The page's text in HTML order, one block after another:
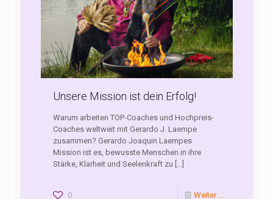
Unsere Mission ist dein Erfolg!
Warum arbeiten TOP-Coaches und Hochpreis-
Coaches weltweit mit Gerardo J. Laempe
zusammen? Gerardo Joaquin Laempes
Mission ist es, bewusste Menschen in ihre
Stärke, Klarheit und Seelenkraft zu
0 Weiter ...